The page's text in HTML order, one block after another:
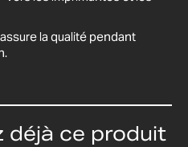
la qualité pendant
déjà ce produit